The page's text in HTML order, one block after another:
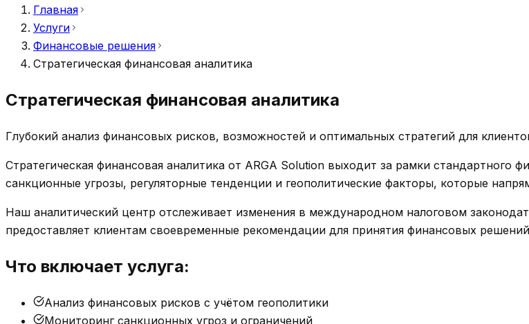
Главная
Услуги
Финансовые решения
Стратегическая финансовая аналитика
Стратегическая финансовая аналитика
Глубокий анализ финансовых рисков, возможностей и оптимальных стратегий для
Стратегическая финансовая аналитика от ARGA Solution выходит за рамки стандартного
санкционные угрозы, регуляторные тенденции и геополитические факторы, которые
Наш аналитический центр отслеживает изменения в международном налоговом
предоставляет клиентам своевременные рекомендации для принятия финансовых
Что включает услуга:
Анализ финансовых рисков с учётом геополитики
Мониторинг санкционных угроз и ограничений